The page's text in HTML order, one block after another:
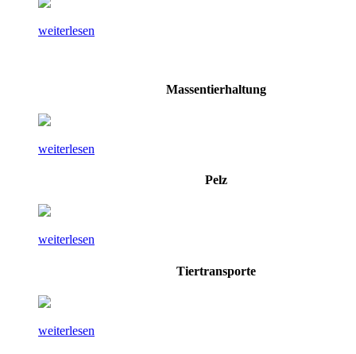
weiterlesen
Massentierhaltung
weiterlesen
Pelz
weiterlesen
Tiertransporte
weiterlesen